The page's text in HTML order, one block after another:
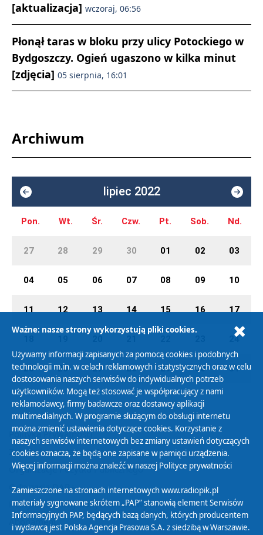
[aktualizacja] wczoraj, 06:56
Płonął taras w bloku przy ulicy Potockiego w
Bydgoszczy. Ogień ugaszono w kilka minut
[zdjęcia] 05 sierpnia, 16:01
Archiwum
lipiec 2022
Pon. Wt. Śr. Czw. Pt. Sob. Nd.
27 28 29 30 01 02 03
04 05 06 07 08 09 10
11 12 13 14 15 16 17
24
25 26 27 28 29 30 31
Polityka Prywatności
Zasady korzystania z Serwisu
Organizacje Pożytku Publicznego
Cyfryzacja DAB+
Polityka ochrony danych osobowych
Abonament
Ważne: nasze strony wykorzystują pliki cookies.
Używamy informacji zapisanych za pomocą cookies i podobnych
technologii m.in. w celach reklamowych i statystycznych oraz w celu
dostosowania naszych serwisów do indywidualnych potrzeb
użytkowników. Mogą też stosować je współpracujący z nami
reklamodawcy, firmy badawcze oraz dostawcy aplikacji
multimedialnych. W programie służącym do obsługi internetu
można zmienić ustawienia dotyczące cookies. Korzystanie z
naszych serwisów internetowych bez zmiany ustawień dotyczących
cookies oznacza, że będą one zapisane w pamięci urządzenia.
Więcej informacji można znaleźć w naszej Polityce prywatności
Zamieszczone na stronach internetowych www.radiopik.pl
materiały sygnowane skrótem „PAP” stanowią element Serwisów
Informacyjnych PAP, będących bazą danych, których producentem
i wydawcą jest Polska Agencja Prasowa S.A. z siedzibą w Warszawie.